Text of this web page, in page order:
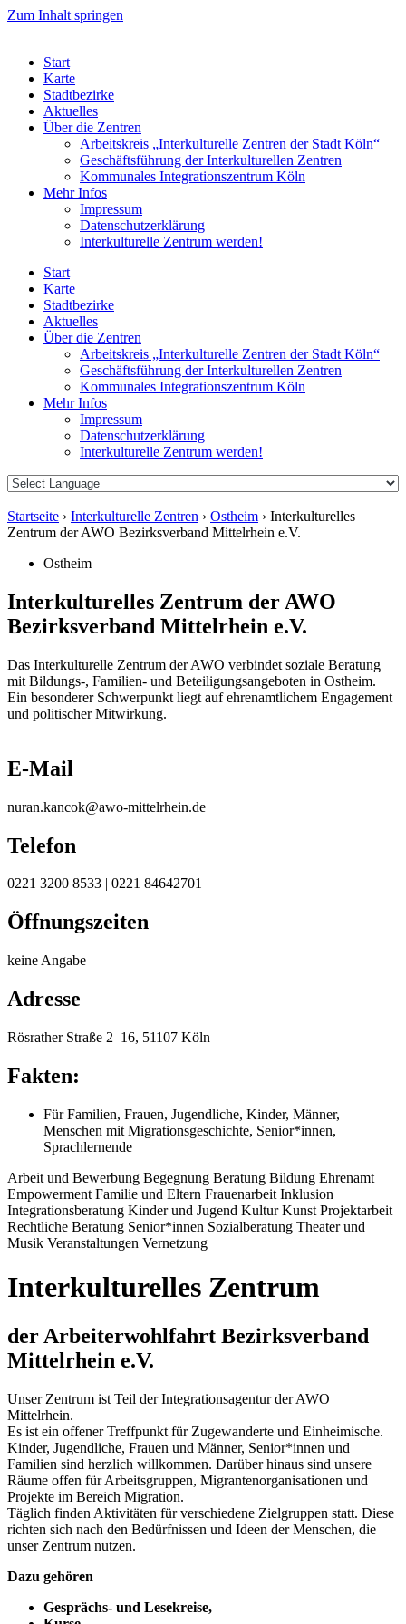
Zum Inhalt springen
Start
Karte
Stadtbezirke
Aktuelles
Über die Zentren
Arbeitskreis „Interkulturelle Zentren der Stadt Köln“
Geschäftsführung der Interkulturellen Zentren
Kommunales Integrationszentrum Köln
Mehr Infos
Impressum
Datenschutzerklärung
Interkulturelle Zentrum werden!
Start
Karte
Stadtbezirke
Aktuelles
Über die Zentren
Arbeitskreis „Interkulturelle Zentren der Stadt Köln“
Geschäftsführung der Interkulturellen Zentren
Kommunales Integrationszentrum Köln
Mehr Infos
Impressum
Datenschutzerklärung
Interkulturelle Zentrum werden!
Startseite › Interkulturelle Zentren › Ostheim › Interkulturelles
Zentrum der AWO Bezirksverband Mittelrhein e.V.
Ostheim
Interkulturelles Zentrum der AWO
Bezirksverband Mittelrhein e.V.
Das Interkulturelle Zentrum der AWO verbindet soziale Beratung
mit Bildungs-, Familien- und Beteiligungsangeboten in Ostheim.
Ein besonderer Schwerpunkt liegt auf ehrenamtlichem Engagement
und politischer Mitwirkung.
E-Mail
nuran.kancok@awo-mittelrhein.de
Telefon
0221 3200 8533 | 0221 84642701
Öffnungszeiten
keine Angabe
Adresse
Rösrather Straße 2–16, 51107 Köln
Fakten:
Für Familien, Frauen, Jugendliche, Kinder, Männer,
Menschen mit Migrationsgeschichte, Senior*innen,
Sprachlernende
Arbeit und Bewerbung Begegnung Beratung Bildung Ehrenamt
Empowerment Familie und Eltern Frauenarbeit Inklusion
Integrationsberatung Kinder und Jugend Kultur Kunst Projektarbeit
Rechtliche Beratung Senior*innen Sozialberatung Theater und
Musik Veranstaltungen Vernetzung
Interkulturelles Zentrum
der Arbeiterwohlfahrt Bezirksverband
Mittelrhein e.V.
Unser Zentrum ist Teil der Integrationsagentur der AWO
Mittelrhein.
Es ist ein offener Treffpunkt für Zugewanderte und Einheimische.
Kinder, Jugendliche, Frauen und Männer, Senior*innen und
Familien sind herzlich willkommen. Darüber hinaus sind unsere
Räume offen für Arbeitsgruppen, Migrantenorganisationen und
Projekte im Bereich Migration.
Täglich finden Aktivitäten für verschiedene Zielgruppen statt. Diese
richten sich nach den Bedürfnissen und Ideen der Menschen, die
unser Zentrum nutzen.
Dazu gehören
Gesprächs- und Lesekreise,